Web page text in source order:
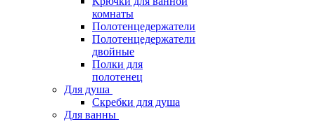
комнаты
Полотенцедержатели
Полотенцедержатели
двойные
Полки для
полотенец
Для душа
Скребки для душа
Для ванны